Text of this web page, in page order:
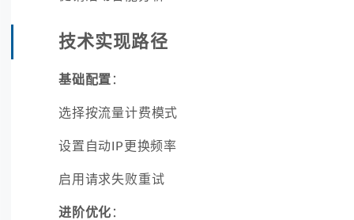
技术实现路径
基础配置 ：
选择按流量计费模式
设置自动IP更换频率
启用请求失败重试
进阶优化 ：